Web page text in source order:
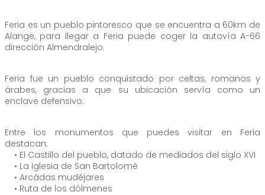
Feria es un pueblo pintoresco que se encuentra a 60km de
Alange, para llegar a Feria puede coger la autovía A-66
dirección Almendralejo.
Feria fue un pueblo conquistado por celtas, romanos y
árabes, gracias a que su ubicación servía como un
enclave defensivo.
Entre los monumentos que puedes visitar en Feria
destacan:
• El Castillo del pueblo, datado de mediados del siglo XVI
• La Iglesia de San Bartolomé
• Arcádas mudéjares
• Ruta de los dólmenes